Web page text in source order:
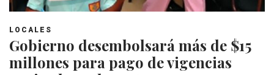
LOCALES
Gobierno desembolsará más de $15
millones para pago de vigencias